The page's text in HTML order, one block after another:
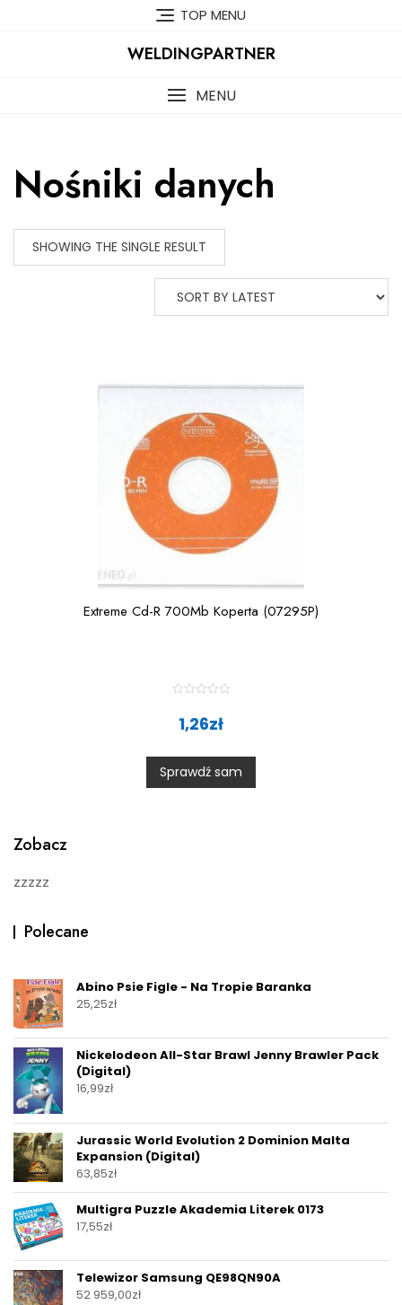
TOP MENU
WELDINGPARTNER
MENU
Nośniki danych
SHOWING THE SINGLE RESULT
Extreme Cd-R 700Mb Koperta (07295P)
0
o
u
t
1,26zł
Sprawdź sam
Zobacz
zzzzz
Polecane
Abino Psie Figle - Na Tropie Baranka
25,25zł
Nickelodeon All-Star Brawl Jenny Brawler Pack
(Digital)
16,99zł
Jurassic World Evolution 2 Dominion Malta
Expansion (Digital)
63,85zł
Multigra Puzzle Akademia Literek 0173
17,55zł
Telewizor Samsung QE98QN90A
52 959,00zł